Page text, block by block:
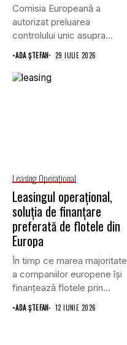
Comisia Europeană a
autorizat preluarea
controlului unic asupra
companiei de leasing
Athlon...
•ADA ȘTEFAN 29 IULIE 2026
Leasing Operaţional
Leasingul operațional,
soluția de finanțare
preferată de flotele din
Europa
În timp ce marea majoritate
a companiilor europene își
finanțează flotele prin...
•ADA ȘTEFAN 12 IUNIE 2026